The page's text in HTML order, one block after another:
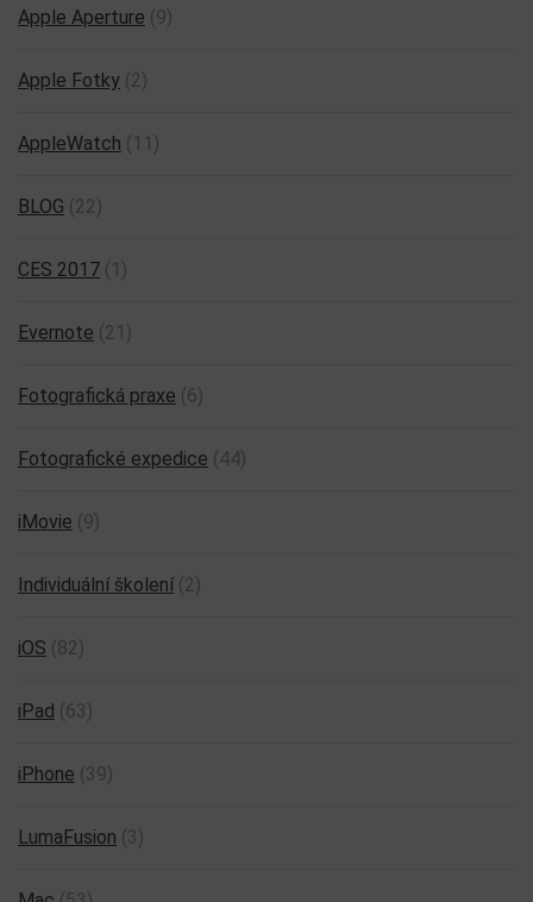
Apple Aperture (9)
Apple Fotky (2)
AppleWatch (11)
BLOG (22)
CES 2017 (1)
Evernote (21)
Fotografická praxe (6)
Fotografické expedice (44)
iMovie (9)
Individuální školení (2)
iOS (82)
iPad (63)
iPhone (39)
LumaFusion (3)